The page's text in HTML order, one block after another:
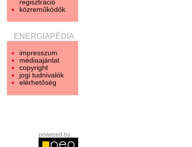
regisztráció
közreműködők
ENERGIAPÉDIA
impresszum
médiaajánlat
copyright
jogi tudnivalók
elérhetőség
powered by